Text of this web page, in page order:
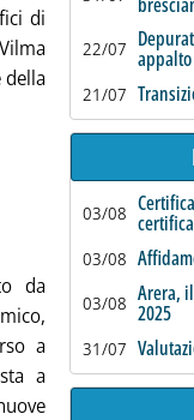
di
della
Ambiente:
da
a
a
22/07
21/07
03/08
03/08
03/08 Arera,
2025
31/07